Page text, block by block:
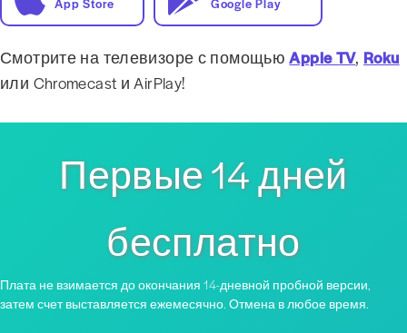
Смотрите на телевизоре с помощьюApple TV, Roku
или Chromecast и AirPlay!
Первые 14 дней
бесплатно
Плата не взимается до окончания 14-дневной пробной версии,
затем счет выставляется ежемесячно. Отмена в любое время.